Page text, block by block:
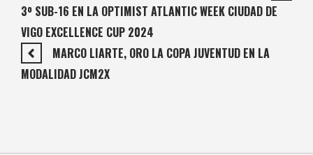
3º SUB-16 EN LA OPTIMIST ATLANTIC WEEK CIUDAD DE
VIGO EXCELLENCE CUP 2024
MARCO LIARTE, ORO LA COPA JUVENTUD EN LA
MODALIDAD JCM2X